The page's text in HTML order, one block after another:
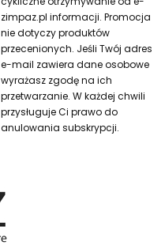
zimpaz.pl informacji. Promocja
nie dotyczy produktów
przecenionych. Jeśli Twój adres
e-mail zawiera dane osobowe
wyrażasz zgodę na ich
przetwarzanie. W każdej chwili
przysługuje Ci prawo do
anulowania subskrypcji.